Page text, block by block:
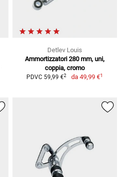
Detlev Louis
Ammortizzatori 280 mm, uni,
coppia, cromo
PDVC 59,99 €2 da 49,99 €1